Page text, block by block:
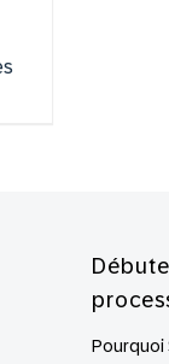
Pourquoi